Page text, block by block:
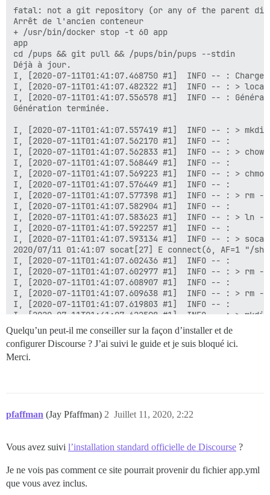
## Peut améliorer les performances de tri, mais
  #db_work_mem: "40MB"
## Quelle révision Git ce conteneur doit-il
  #version: tests-passed
env:
  LANG: en_US.UTF-8
  # DISCOURSE_DEFAULT_LOCALE: en
## Sera défini automatiquement par bootstrap en
  UNICORN_WORKERS: 4
## TODO : Le nom de domaine auquel cette instance
## Requis. Discourse ne fonctionnera pas avec une
  DISCOURSE_HOSTNAME: cp2077.eu
## Décommentez si vous souhaitez que le conteneur
## nom d'hôte (option -h) que spécifié ci-dessus
  #DOCKER_USE_HOSTNAME: true
## TODO : Liste d'e-mails délimités par des
## lors de l'inscription initiale, exemple
  DISCOURSE_DEVELOPER_EMAILS: 'myemail@yandex.com'
## TODO : Le serveur de messagerie SMTP utilisé
# L'adresse SMTP, le nom d'utilisateur et le mot
# ATTENTION : le caractère '#' dans le mot de
  DISCOURSE_SMTP_PORT: 587
  DISCOURSE_SMTP_USER_NAME: ******
  DISCOURSE_SMTP_PASSWORD: ******
## L'adresse CDN http ou https pour cette
#DISCOURSE_CDN_URL: https://discourse-
volumes:
  - volume:
fatal: not a git repository (or any of the parent
Arrêt de l'ancien conteneur
+ /usr/bin/docker stop -t 60 app
app
cd /pups && git pull && /pups/bin/pups --stdin
Déjà à jour.
I, [2020-07-11T01:41:07.468750 #1]  INFO -- :
I, [2020-07-11T01:41:07.482322 #1]  INFO -- : >
I, [2020-07-11T01:41:07.556578 #1]  INFO -- :
Génération terminée.
I, [2020-07-11T01:41:07.557419 #1]  INFO -- : >
I, [2020-07-11T01:41:07.562170 #1]  INFO -- :
I, [2020-07-11T01:41:07.562833 #1]  INFO -- : >
I, [2020-07-11T01:41:07.568449 #1]  INFO -- :
I, [2020-07-11T01:41:07.569223 #1]  INFO -- : >
I, [2020-07-11T01:41:07.576449 #1]  INFO -- :
I, [2020-07-11T01:41:07.577398 #1]  INFO -- : > rm
I, [2020-07-11T01:41:07.582904 #1]  INFO -- :
I, [2020-07-11T01:41:07.583623 #1]  INFO -- : > ln -
I, [2020-07-11T01:41:07.592257 #1]  INFO -- :
I, [2020-07-11T01:41:07.593134 #1]  INFO -- : >
2020/07/11 01:41:07 socat[27] E connect(6, AF=1 "/
I, [2020-07-11T01:41:07.602436 #1]  INFO -- :
I, [2020-07-11T01:41:07.602977 #1]  INFO -- : > rm
I, [2020-07-11T01:41:07.608907 #1]  INFO -- :
I, [2020-07-11T01:41:07.609638 #1]  INFO -- : > rm
I, [2020-07-11T01:41:07.619803 #1]  INFO -- :
I, [2020-07-11T01:41:07.622598 #1]  INFO -- : >
I, [2020-07-11T01:41:07.629638 #1]  INFO -- :
I, [2020-07-11T01:41:07.630522 #1]  INFO -- : >
I, [2020-07-11T01:41:07.639523 #1]  INFO -- :
I, [2020-07-11T01:41:07.651076 #1]  INFO -- :
chown: impossible d'accéder à '/var/lib/postgresql/
--------------------
Pups::ExecError : chown -R root /var/lib/
Emplacement de l'échec : /pups/lib/pups/
Quelqu’un peut-il me conseiller sur la façon d’installer et de
configurer Discourse ? J’ai suivi le guide et je suis bloqué ici.
Merci.
pfaffman (Jay Pfaffman) Juillet 11, 2020, 2:22
2
Vous avez suivi l’installation standard officielle de Discourse ?
Je ne vois pas comment ce site pourrait provenir du fichier app.yml
que vous avez inclus.